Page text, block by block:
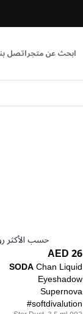
ابحث عن متجراتصل
حسب الأكثر
تطبيق الترتيب 26 AED
SODAChan Liquid
Eyeshadow
Supernova
#softdivalution